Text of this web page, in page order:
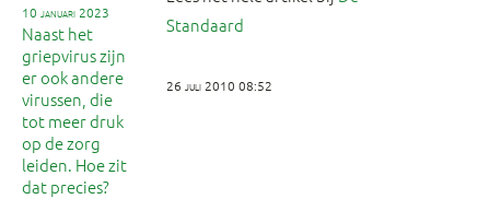
10 januari 2023
Naast het
griepvirus zijn
er ook andere
virussen, die
tot meer druk
op de zorg
leiden. Hoe zit
dat precies?
Standaard
26 juli 2010 08:52